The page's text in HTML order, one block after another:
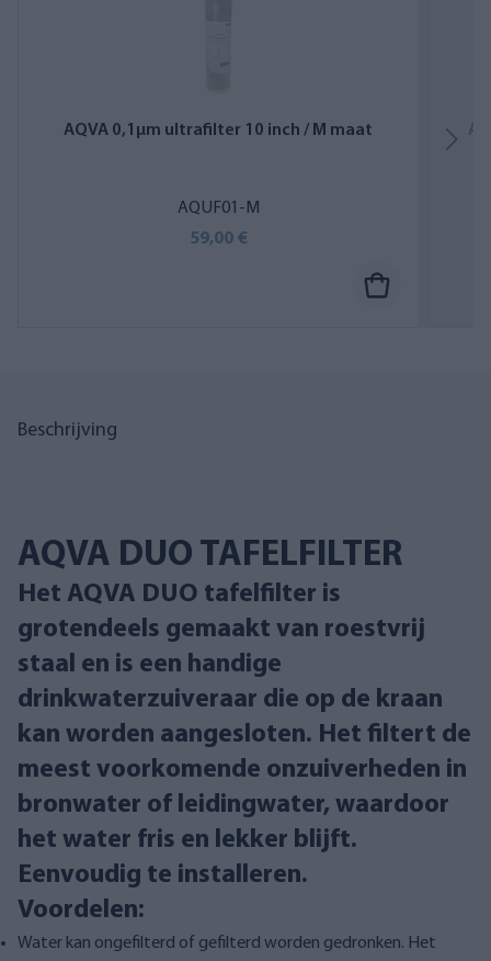
AQVA 0,1µm ultrafilter 10 inch / M maat
AQUF01-M
59,00 €
Beschrijving
AQVA DUO TAFELFILTER
Het AQVA DUO tafelfilter is
grotendeels gemaakt van roestvrij
staal en is een handige
drinkwaterzuiveraar die op de kraan
kan worden aangesloten. Het filtert de
meest voorkomende onzuiverheden in
bronwater of leidingwater, waardoor
het water fris en lekker blijft.
Eenvoudig te installeren.
Voordelen:
Water kan ongefilterd of gefilterd worden gedronken. Het